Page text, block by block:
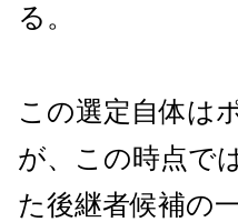
る。
この選定自体は
が、この時点で
た後継者候補の